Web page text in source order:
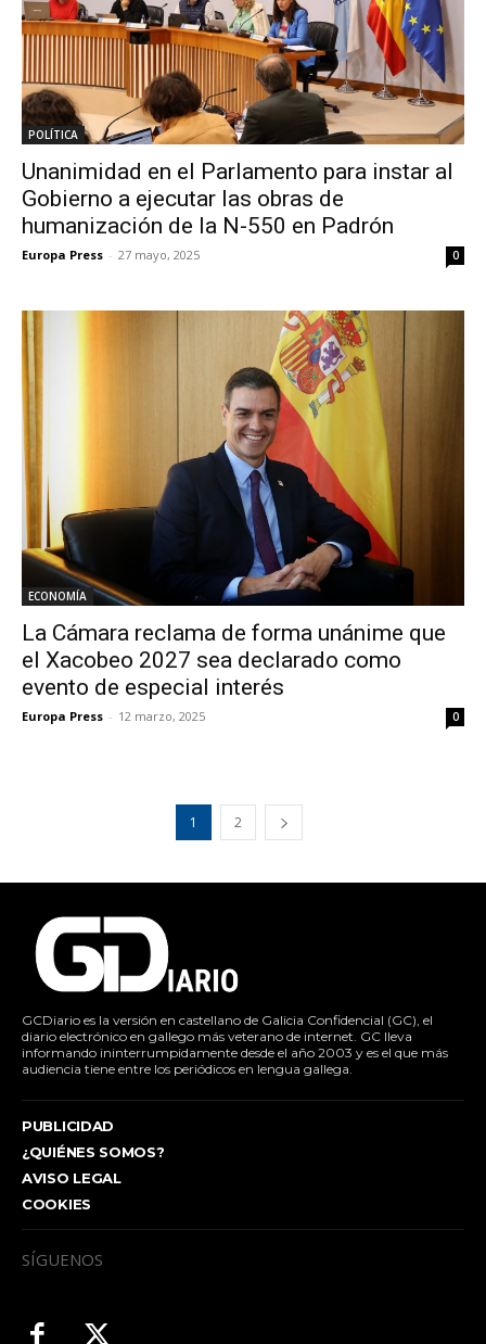
POLÍTICA
Unanimidad en el Parlamento para instar al
Gobierno a ejecutar las obras de
humanización de la N-550 en Padrón
Europa Press - 27 mayo, 2025 0
ECONOMÍA
La Cámara reclama de forma unánime que
el Xacobeo 2027 sea declarado como
evento de especial interés
Europa Press - 12 marzo, 2025 0
1 2
GCDiario es la versión en castellano de Galicia Confidencial (GC), el
diario electrónico en gallego más veterano de internet. GC lleva
informando ininterrumpidamente desde el año 2003 y es el que más
audiencia tiene entre los periódicos en lengua gallega.
PUBLICIDAD
¿QUIÉNES SOMOS?
AVISO LEGAL
COOKIES
SÍGUENOS